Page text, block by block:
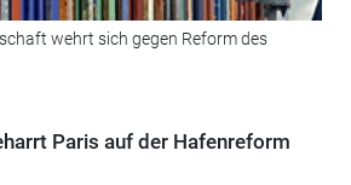
wehrt sich gegen Reform des
Paris auf der Hafenreform